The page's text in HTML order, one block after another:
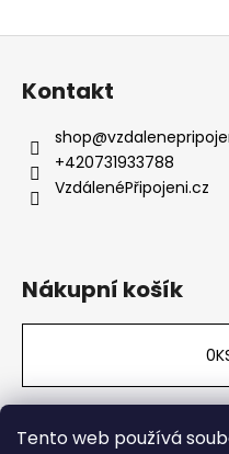
Tento web používá
Z
Kontakt
shop@
+420731933788
VzdálenéPřipojeni.cz
Nákupní košík
0